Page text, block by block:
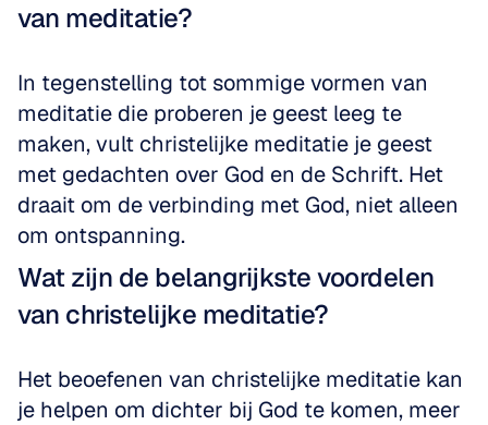
van meditatie?
In tegenstelling tot sommige vormen van
meditatie die proberen je geest leeg te
maken, vult christelijke meditatie je geest
met gedachten over God en de Schrift. Het
draait om de verbinding met God, niet alleen
om ontspanning.
Wat zijn de belangrijkste voordelen
van christelijke meditatie?
Het beoefenen van christelijke meditatie kan
je helpen om dichter bij God te komen, meer